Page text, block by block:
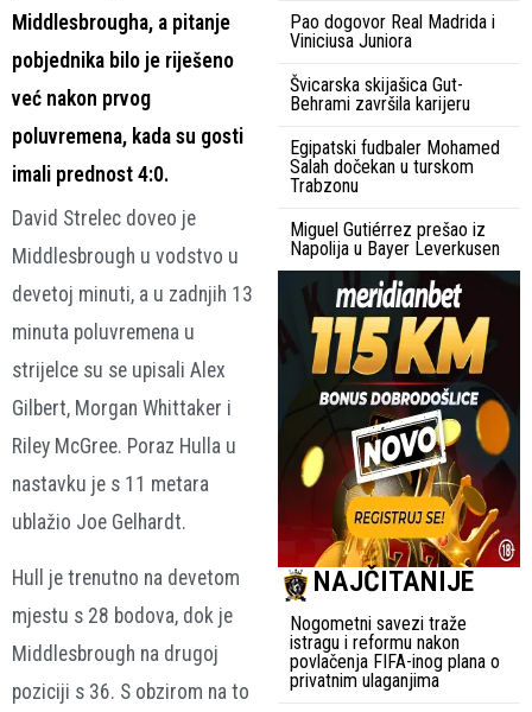
Middlesbrougha, a pitanje
pobjednika bilo je riješeno
već nakon prvog
poluvremena, kada su gosti
imali prednost 4:0.
David Strelec doveo je
Middlesbrough u vodstvo u
devetoj minuti, a u zadnjih 13
minuta poluvremena u
strijelce su se upisali Alex
Gilbert, Morgan Whittaker i
Riley McGree. Poraz Hulla u
nastavku je s 11 metara
ublažio Joe Gelhardt.
Hull je trenutno na devetom
mjestu s 28 bodova, dok je
Middlesbrough na drugoj
poziciji s 36. S obzirom na to
Pao dogovor Real Madrida i
Viniciusa Juniora
Švicarska skijašica Gut-
Behrami završila karijeru
Egipatski fudbaler Mohamed
Salah dočekan u turskom
Trabzonu
Miguel Gutiérrez prešao iz
Napolija u Bayer Leverkusen
NAJČITANIJE
Nogometni savezi traže
istragu i reformu nakon
povlačenja FIFA-inog plana o
privatnim ulaganjima